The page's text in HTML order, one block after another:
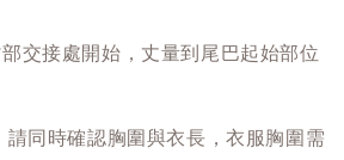
交接處開始，丈量到尾巴起始部位
同時確認胸圍與衣長，衣服胸圍需